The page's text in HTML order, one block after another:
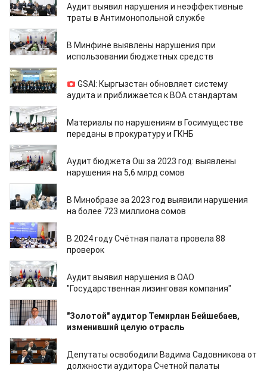
Аудит выявил нарушения и неэффективные
траты в Антимонопольной службе
23.01.2026
В Минфине выявлены нарушения при
использовании бюджетных средств
27.11.2025
GSAI: Кыргызстан обновляет систему
аудита и приближается к ВОА стандартам
19.11.2025
Материалы по нарушениям в Госимуществе
переданы в прокуратуру и ГКНБ
03.10.2025
Аудит бюджета Ош за 2023 год: выявлены
нарушения на 5,6 млрд сомов
04.09.2025
В Минобразе за 2023 год выявили нарушения
на более 723 миллиона сомов
17.06.2025
В 2024 году Счётная палата провела 88
проверок
03.06.2025
Аудит выявил нарушения в ОАО
"Государственная лизинговая компания"
07.04.2025
"Золотой" аудитор Темирлан Бейшебаев,
изменивший целую отрасль
03.04.2025
Депутаты освободили Вадима Садовникова от
должности аудитора Счетной палаты